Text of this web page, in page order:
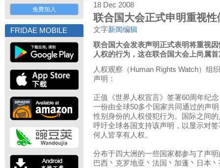
免费加入
FRIDAE MOBILE
18 Dec 2008
联合国大会正式申明重视
文字新闻编辑
联合国大会发表声明正式表明将重视
人权的行为，这在联合国大会上尚属
人权观察（Human Rights Watch）组
声明：
正值《世界人权宣言》签署60周年纪
一份由全球50多个国家共同通过的声
性别身份的人权侵犯行为。国际之间
呼吁全球各国支持该声明，以显示对
何人皆享有人权。
分布于四大洲的一些国家都参与了声
巴西丶克罗地亚丶法国丶加蓬丶日本